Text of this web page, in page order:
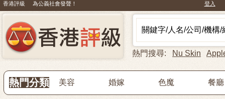
香港評級 為公義社會發聲！ 登入
熱門搜尋: Nu Skin
熱門分類 美容 婚嫁 色魔 餐廳